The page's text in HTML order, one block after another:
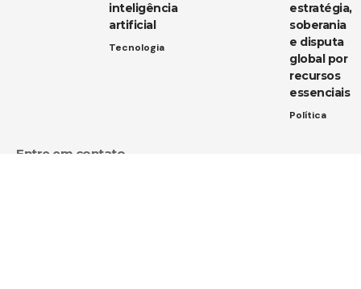
inteligência
artificial
Tecnologia
estratégia,
soberania
e disputa
global por
recursos
essenciais
Política
Entre em contato